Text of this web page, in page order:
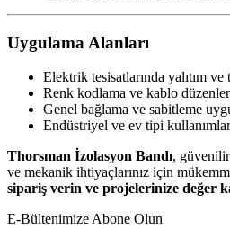
Uygulama Alanları
Elektrik tesisatlarında yalıtım
Renk kodlama ve kablo
Genel bağlama ve sabitleme
Endüstriyel ve ev tipi kullanımlar
Thorsman İzolasyon Bandı,
ve mekanik ihtiyaçlarınız için
sipariş verin ve projelerinize değer
E-Bültenimize Abone Olun